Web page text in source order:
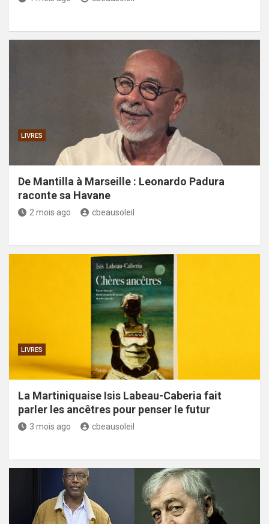
LIVRES
De Mantilla à Marseille : Leonardo Padura
raconte sa Havane
2 mois ago cbeausoleil
LIVRES
La Martiniquaise Isis Labeau-Caberia fait
parler les ancêtres pour penser le futur
3 mois ago cbeausoleil